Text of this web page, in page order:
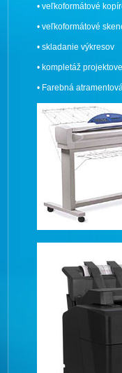
• veľkoformátové
• veľkoformátové
• skladanie výkresov
• kompletáž
• Farebná